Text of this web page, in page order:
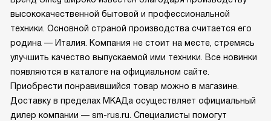
высококачественной бытовой и профессиональной
техники. Основной страной производства считается его
родина — Италия. Компания не стоит на месте, стремясь
улучшить качество выпускаемой ими техники. Все новинки
появляются в каталоге на официальном сайте.
Приобрести понравившийся товар можно в магазине.
Доставку в пределах МКАДа осуществляет официальный
дилер компании — sm-rus.ru. Специалисты помогут